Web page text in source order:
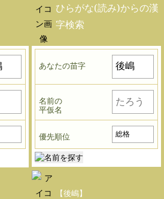
ひらがな(読み)からの漢
字検索
あなたの苗字
名前の
平仮名
優先順位
【後嶋】